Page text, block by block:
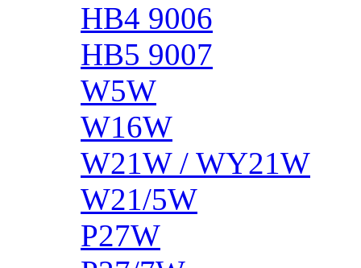
HB4 9006
HB5 9007
W5W
W16W
W21W / WY21W
W21/5W
P27W